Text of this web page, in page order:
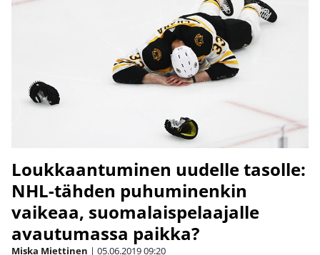
Loukkaantuminen uudelle tasolle:
NHL-tähden puhuminenkin
vaikeaa, suomalaispelaajalle
avautumassa paikka?
Miska Miettinen | 05.06.201909:20